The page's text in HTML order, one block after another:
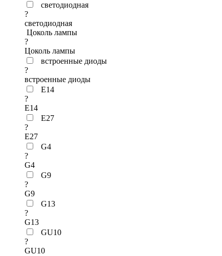
светодиодная
?
светодиодная
Цоколь лампы
?
Цоколь лампы
встроенные диоды
?
встроенные диоды
E14
?
E14
E27
?
E27
G4
?
G4
G9
?
G9
G13
?
G13
GU10
?
GU10